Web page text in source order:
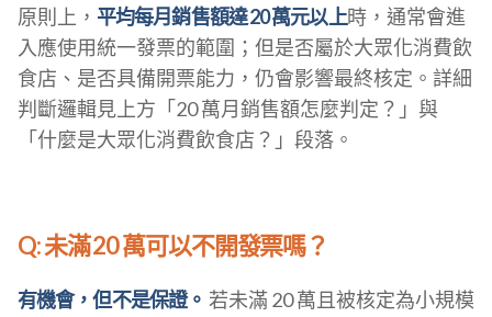
原則上， 平均每月銷售額達 20 萬元以上時，通常會進
入應使用統一發票的範圍；但是否屬於大眾化消費飲
食店、是否具備開票能力，仍會影響最終核定。詳細
判斷邏輯見上方「20 萬月銷售額怎麼判定？」與
「什麼是大眾化消費飲食店？」段落。
Q: 未滿 20 萬可以不開發票嗎？
有機會，但不是保證。 若未滿 20 萬且被核定為小規模